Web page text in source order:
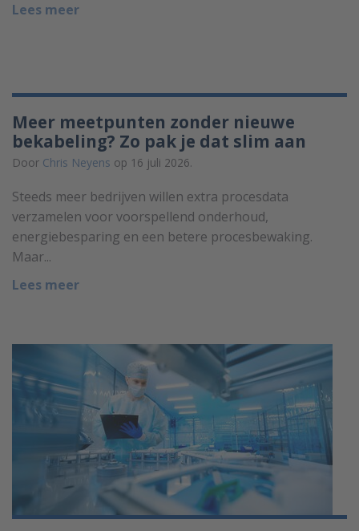
Lees meer
Meer meetpunten zonder nieuwe
bekabeling? Zo pak je dat slim aan
Door Chris Neyens op 16 juli 2026.
Steeds meer bedrijven willen extra procesdata
verzamelen voor voorspellend onderhoud,
energiebesparing en een betere procesbewaking.
Maar...
Lees meer